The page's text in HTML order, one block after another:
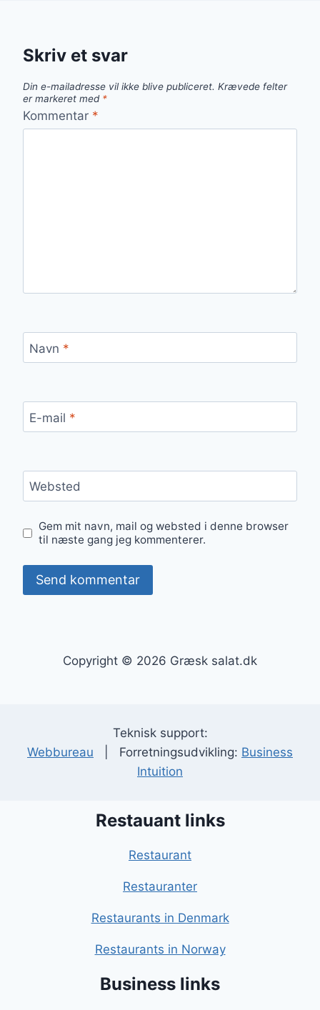
Skriv et svar
Din e-mailadresse vil ikke blive publiceret. Krævede felter
er markeret med *
Kommentar *
Navn *
E-mail *
Websted
Gem mit navn, mail og websted i denne browser
til næste gang jeg kommenterer.
Copyright © 2026 Græsk salat.dk
Teknisk support:
Webbureau | Forretningsudvikling: Business
Intuition
Restauant links
Restaurant
Restauranter
Restaurants in Denmark
Restaurants in Norway
Business links